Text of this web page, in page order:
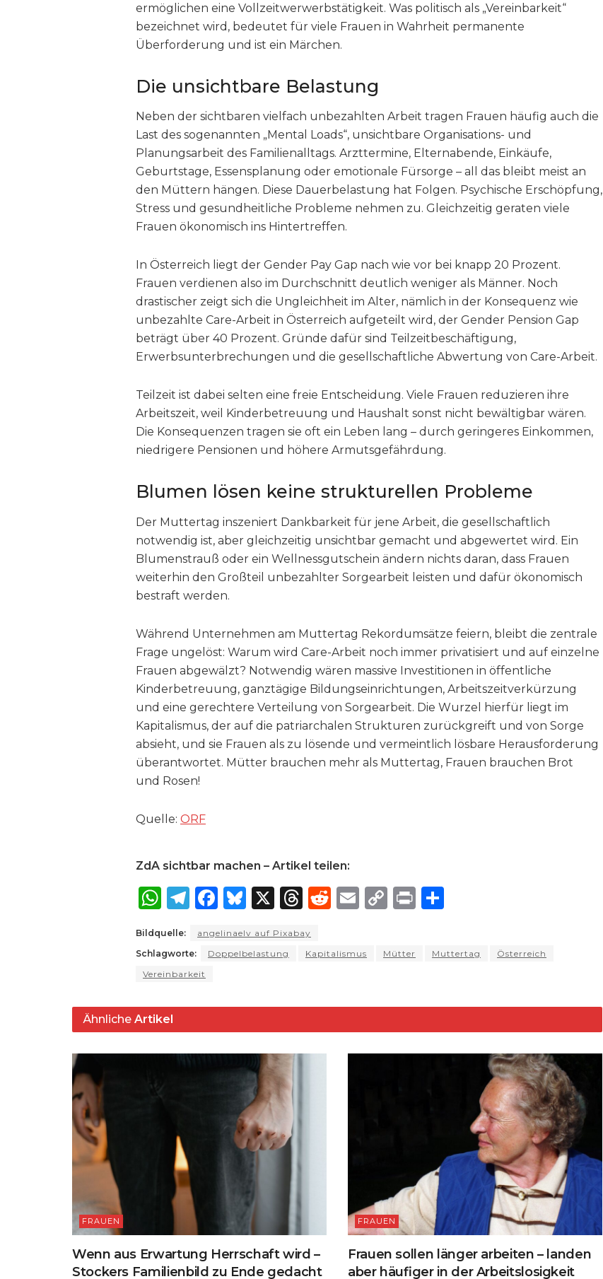
ermöglichen eine Vollzeitwerwerbstätigkeit. Was politisch als „Vereinbarkeit“
bezeichnet wird, bedeutet für viele Frauen in Wahrheit permanente
Überforderung und ist ein Märchen.
Die unsichtbare Belastung
Neben der sichtbaren vielfach unbezahlten Arbeit tragen Frauen häufig auch die
Last des sogenannten „Mental Loads“, unsichtbare Organisations- und
Planungsarbeit des Familienalltags. Arzttermine, Elternabende, Einkäufe,
Geburtstage, Essensplanung oder emotionale Fürsorge – all das bleibt meist an
den Müttern hängen. Diese Dauerbelastung hat Folgen. Psychische Erschöpfung,
Stress und gesundheitliche Probleme nehmen zu. Gleichzeitig geraten viele
Frauen ökonomisch ins Hintertreffen.
In Österreich liegt der Gender Pay Gap nach wie vor bei knapp 20 Prozent.
Frauen verdienen also im Durchschnitt deutlich weniger als Männer. Noch
drastischer zeigt sich die Ungleichheit im Alter, nämlich in der Konsequenz wie
unbezahlte Care-Arbeit in Österreich aufgeteilt wird, der Gender Pension Gap
beträgt über 40 Prozent. Gründe dafür sind Teilzeitbeschäftigung,
Erwerbsunterbrechungen und die gesellschaftliche Abwertung von Care-Arbeit.
Teilzeit ist dabei selten eine freie Entscheidung. Viele Frauen reduzieren ihre
Arbeitszeit, weil Kinderbetreuung und Haushalt sonst nicht bewältigbar wären.
Die Konsequenzen tragen sie oft ein Leben lang – durch geringeres Einkommen,
niedrigere Pensionen und höhere Armutsgefährdung.
Blumen lösen keine strukturellen Probleme
Der Muttertag inszeniert Dankbarkeit für jene Arbeit, die gesellschaftlich
notwendig ist, aber gleichzeitig unsichtbar gemacht und abgewertet wird. Ein
Blumenstrauß oder ein Wellnessgutschein ändern nichts daran, dass Frauen
weiterhin den Großteil unbezahlter Sorgearbeit leisten und dafür ökonomisch
bestraft werden.
Während Unternehmen am Muttertag Rekordumsätze feiern, bleibt die zentrale
Frage ungelöst: Warum wird Care-Arbeit noch immer privatisiert und auf einzelne
Frauen abgewälzt? Notwendig wären massive Investitionen in öffentliche
Kinderbetreuung, ganztägige Bildungseinrichtungen, Arbeitszeitverkürzung
und eine gerechtere Verteilung von Sorgearbeit. Die Wurzel hierfür liegt im
Kapitalismus, der auf die patriarchalen Strukturen zurückgreift und von Sorge
absieht, und sie Frauen als zu lösende und vermeintlich lösbare Herausforderung
überantwortet. Mütter brauchen mehr als Muttertag, Frauen brauchen Brot
und Rosen!
Quelle: ORF
ZdA sichtbar machen – Artikel teilen:
W
a
ts
A
p
p
T
e
g
ra
m
F
c
e
o
o
k
B
e
s
y
X
T
re
a
s
R
di
E
l
C
y
n
k
P
e
Bildquelle:
angelinaelv auf Pixabay
Schlagworte:
Doppelbelastung Kapitalismus Mütter Muttertag
Österreich
Vereinbarkeit
Ähnliche Artikel
FRAUEN
Wenn aus Erwartung Herrschaft wird –
Stockers Familienbild zu Ende gedacht
FRAUEN
Frauen sollen länger arbeiten – landen
aber häufiger in der Arbeitslosigkeit